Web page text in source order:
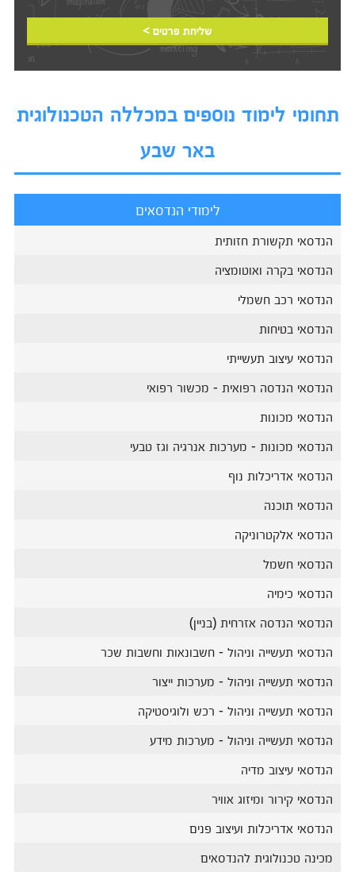
שליחת פרטים >
תחומי לימוד נוספים במכללה הטכנולוגית
באר שבע
לימודי הנדסאים
הנדסאי תקשורת חזותית
הנדסאי בקרה ואוטומציה
הנדסאי רכב חשמלי
הנדסאי בטיחות
הנדסאי עיצוב תעשייתי
הנדסאי הנדסה רפואית - מכשור רפואי
הנדסאי מכונות
הנדסאי מכונות - מערכות אנרגיה וגז טבעי
הנדסאי אדריכלות נוף
הנדסאי תוכנה
הנדסאי אלקטרוניקה
הנדסאי חשמל
הנדסאי כימיה
הנדסאי הנדסה אזרחית (בניין)
הנדסאי תעשייה וניהול - חשבונאות וחשבות שכר
הנדסאי תעשייה וניהול - מערכות ייצור
הנדסאי תעשייה וניהול - רכש ולוגיסטיקה
הנדסאי תעשייה וניהול - מערכות מידע
הנדסאי עיצוב מדיה
הנדסאי קירור ומיזוג אוויר
הנדסאי אדריכלות ועיצוב פנים
מכינה טכנולוגית להנדסאים